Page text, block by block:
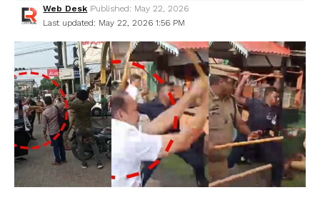
Last updated: May 22, 2026 1:56 PM
Web Desk Published: May 22, 2026